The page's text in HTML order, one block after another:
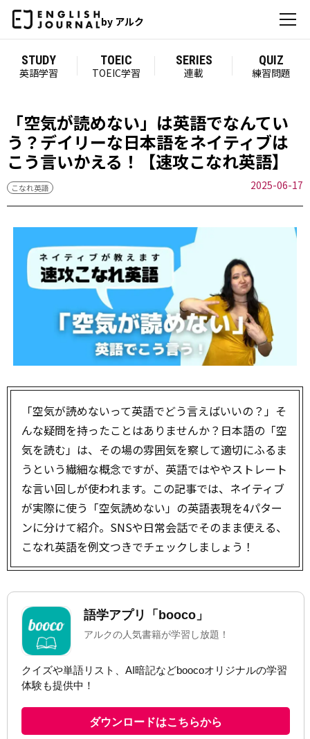
by アルク
STUDY
英語学習
TOEIC
TOEIC学習
SERIES
連載
QUIZ
練習問題
「空気が読めない」は英語でなんてい
う？デイリーな日本語をネイティブは
こう言いかえる！【速攻こなれ英語】
こなれ英語 2025-06-17
「空気が読めないって英語でどう言えばいいの？」そ
んな疑問を持ったことはありませんか？日本語の「空
気を読む」は、その場の雰囲気を察して適切にふるま
うという繊細な概念ですが、英語ではややストレート
な言い回しが使われます。この記事では、ネイティブ
が実際に使う「空気読めない」の英語表現を4パター
ンに分けて紹介。SNSや日常会話でそのまま使える、
こなれ英語を例文つきでチェックしましょう！